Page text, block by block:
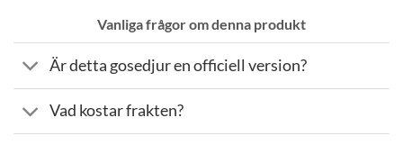
Vanliga frågor om denna produkt
Är detta gosedjur en officiell version?
Vad kostar frakten?